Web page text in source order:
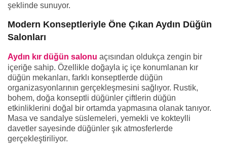
şeklinde sunuyor.
Modern Konseptleriyle Öne Çıkan Aydın Düğün
Salonları
Aydın kır düğün salonu açısından oldukça zengin bir
içeriğe sahip. Özellikle doğayla iç içe konumlanan kır
düğün mekanları, farklı konseptlerde düğün
organizasyonlarının gerçekleşmesini sağlıyor. Rustik,
bohem, doğa konseptli düğünler çiftlerin düğün
etkinliklerini doğal bir ortamda yapmasına olanak tanıyor.
Masa ve sandalye süslemeleri, yemekli ve kokteylli
davetler sayesinde düğünler şık atmosferlerde
gerçekleştiriliyor.